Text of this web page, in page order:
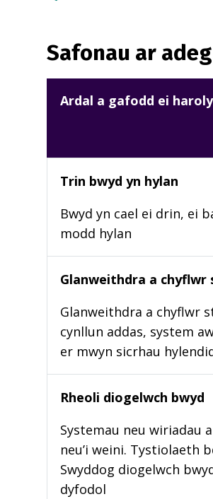
Safonau ar
Ardal a gafodd ei
Trin bwyd yn hylan
Bwyd yn cael ei drin, ei
modd hylan
Glanweithdra a
Glanweithdra a chyflwr
cynllun addas, system
er mwyn sicrhau
Rheoli diogelwch bwyd
Systemau neu wiriadau
neu’i weini. Tystiolaeth
Swyddog diogelwch
dyfodol